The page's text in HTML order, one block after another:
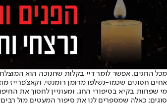
מכל החגים, אפשר לומר דיי בקלות שחנוכה הוא
אחים חסונים שכמו-נשלפו מרומן רומנטי, וקאצ'פרייז
מי שפחות בקיא בסיפורי החג, ומעוניין לחסוך את
סוגים: כאלה שמספרים לנו את סיפור המעטים מול